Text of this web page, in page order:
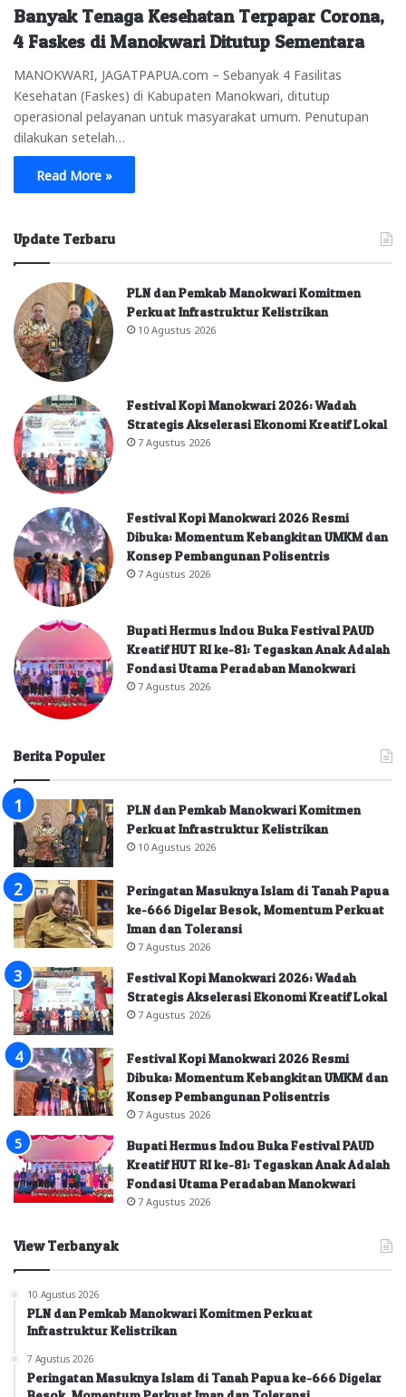
Banyak Tenaga Kesehatan Terpapar Corona,
4 Faskes di Manokwari Ditutup Sementara
MANOKWARI, JAGATPAPUA.com – Sebanyak 4 Fasilitas
Kesehatan (Faskes) di Kabupaten Manokwari, ditutup
operasional pelayanan untuk masyarakat umum. Penutupan
dilakukan setelah…
Read More »
Update Terbaru
PLN dan Pemkab Manokwari Komitmen
Perkuat Infrastruktur Kelistrikan
10 Agustus 2026
Festival Kopi Manokwari 2026: Wadah
Strategis Akselerasi Ekonomi Kreatif Lokal
7 Agustus 2026
Festival Kopi Manokwari 2026 Resmi
Dibuka: Momentum Kebangkitan UMKM dan
Konsep Pembangunan Polisentris
7 Agustus 2026
Bupati Hermus Indou Buka Festival PAUD
Kreatif HUT RI ke-81: Tegaskan Anak Adalah
Fondasi Utama Peradaban Manokwari
7 Agustus 2026
Berita Populer
PLN dan Pemkab Manokwari Komitmen
Perkuat Infrastruktur Kelistrikan
10 Agustus 2026
Peringatan Masuknya Islam di Tanah Papua
ke-666 Digelar Besok, Momentum Perkuat
Iman dan Toleransi
7 Agustus 2026
Festival Kopi Manokwari 2026: Wadah
Strategis Akselerasi Ekonomi Kreatif Lokal
7 Agustus 2026
Festival Kopi Manokwari 2026 Resmi
Dibuka: Momentum Kebangkitan UMKM dan
Konsep Pembangunan Polisentris
7 Agustus 2026
Bupati Hermus Indou Buka Festival PAUD
Kreatif HUT RI ke-81: Tegaskan Anak Adalah
Fondasi Utama Peradaban Manokwari
7 Agustus 2026
View Terbanyak
10 Agustus 2026
PLN dan Pemkab Manokwari Komitmen Perkuat
Infrastruktur Kelistrikan
7 Agustus 2026
Peringatan Masuknya Islam di Tanah Papua ke-666 Digelar